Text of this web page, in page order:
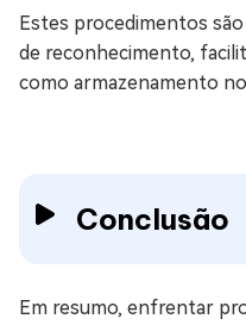
Estes procedimentos
de reconhecimento,
como armazenamento
Conclusão
Em resumo, enfrentar